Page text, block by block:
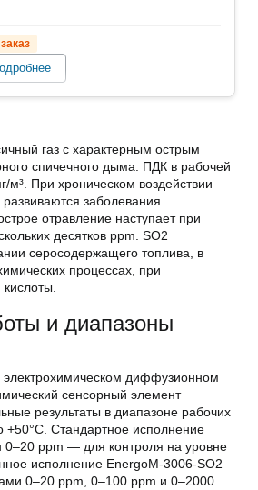
газ с характерным острым
спичечного дыма. ПДК в рабочей
м³. При хроническом воздействии
заболевания
отравление наступает при
десятков ppm. SO2
серосодержащего топлива, в
процессах, при
кислоты.
и диапазоны
электрохимическом диффузионном
сенсорный элемент
результаты в диапазоне рабочих
+50°С. Стандартное исполнение
0–20 ppm — для контроля на уровне
исполнение EnergoM-3006-SO2
0–20 ppm, 0–100 ppm и 0–2000